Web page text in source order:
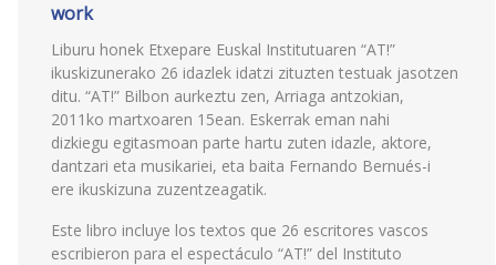
work
Liburu honek Etxepare Euskal Institutuaren “AT!”
ikuskizunerako 26 idazlek idatzi zituzten testuak jasotzen
ditu. “AT!” Bilbon aurkeztu zen, Arriaga antzokian,
2011ko martxoaren 15ean. Eskerrak eman nahi
dizkiegu egitasmoan parte hartu zuten idazle, aktore,
dantzari eta musikariei, eta baita Fernando Bernués-i
ere ikuskizuna zuzentzeagatik.
Este libro incluye los textos que 26 escritores vascos
escribieron para el espectáculo “AT!” del Instituto